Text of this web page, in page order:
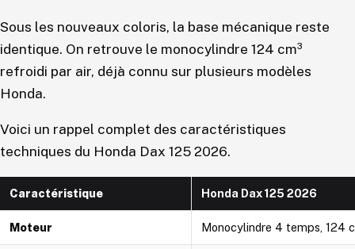
Sous les nouveaux coloris, la base mécanique reste
identique. On retrouve le monocylindre 124 cm³
refroidi par air, déjà connu sur plusieurs modèles
Honda.
Voici un rappel complet des caractéristiques
techniques du Honda Dax 125 2026.
Caractéristique Honda Dax 125 2026
Moteur Monocylindre 4 temps, 124